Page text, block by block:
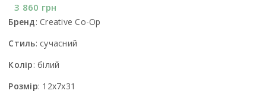
3 860 грн
Бренд:Creative Co-Op
Стиль: сучасний
Колір:білий
Розмір: 12x7x31